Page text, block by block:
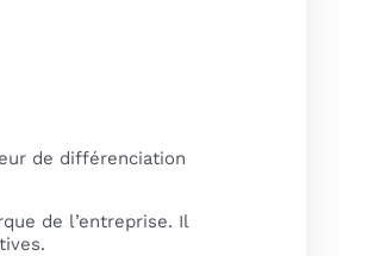
de différenciation
de l’entreprise. Il